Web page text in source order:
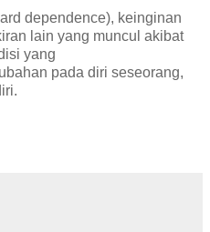
dependence), keinginan
lain yang muncul akibat
yang
pada diri seseorang,